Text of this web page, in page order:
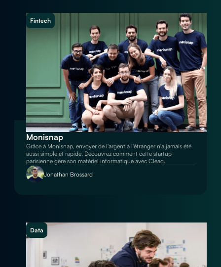
Fintech
Monisnap
Grâce à Monisnap, envoyer de l'argent à l'étranger n'a jamais été
aussi simple et rapide. Découvrez comment cette startup
parisienne gère son matériel informatique avec Cleaq.
Jonathan Brossard
Data